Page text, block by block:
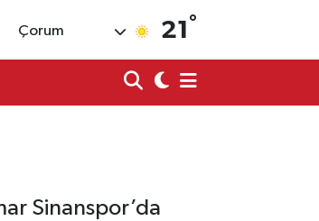
Çorum 21 °
Sinanspor’da